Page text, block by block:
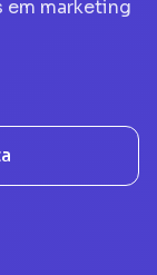
em marketing